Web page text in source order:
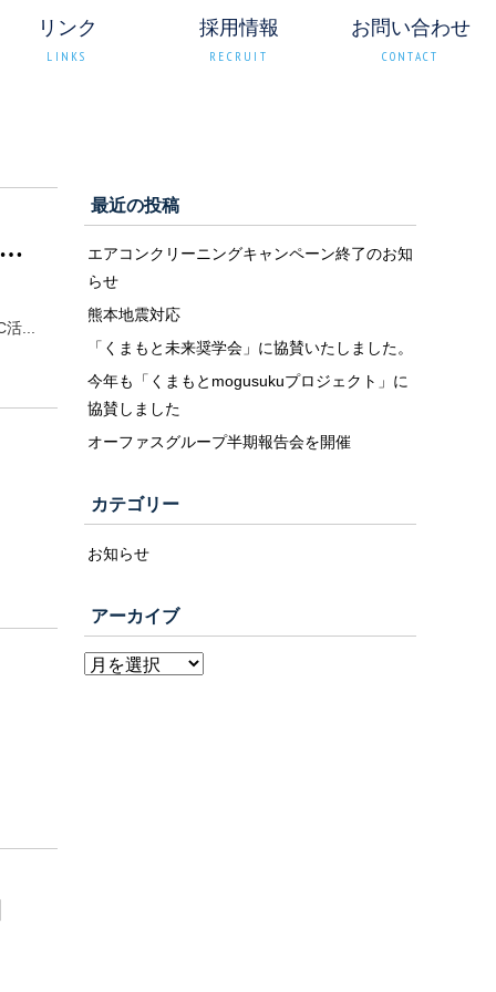
リンク
LINKS
採用情報
RECRUIT
お問い合わせ
CONTACT
社内QCｻｰｸﾙ活動で全12ﾁｰﾑの中から3ﾁｰﾑが1次選考を通過！記事詳細
...
最近の投稿
エアコンクリーニングキャンペーン終了のお知
らせ
熊本地震対応
「くまもと未来奨学会」に協賛いたしました。
今年も「くまもとmogusukuプロジェクト」に
協賛しました
オーファスグループ半期報告会を開催
カテゴリー
お知らせ
アーカイブ